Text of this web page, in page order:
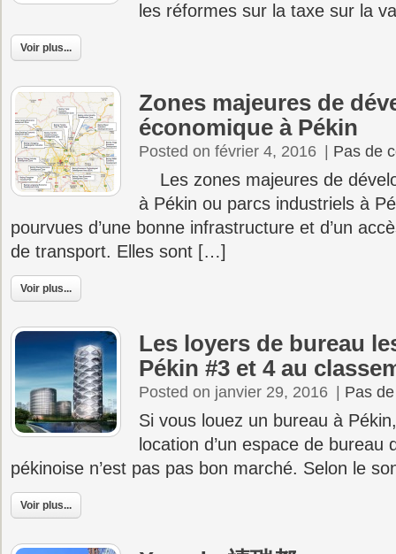
les réformes sur la taxe sur la
Voir plus...
Zones majeures de
économique à Pékin
Posted on février 4, 2016 Pas de
Les zones majeures de
à Pékin ou parcs industriels à
pourvues d’une bonne infrastructure et d’un
de transport. Elles sont […]
Voir plus...
Les loyers de bureau
Pékin #3 et 4 au
Posted on janvier 29, 2016 Pas
Si vous louez un bureau à
location d’un espace de bureau
pékinoise n’est pas pas bon marché. Selon le
Voir plus...